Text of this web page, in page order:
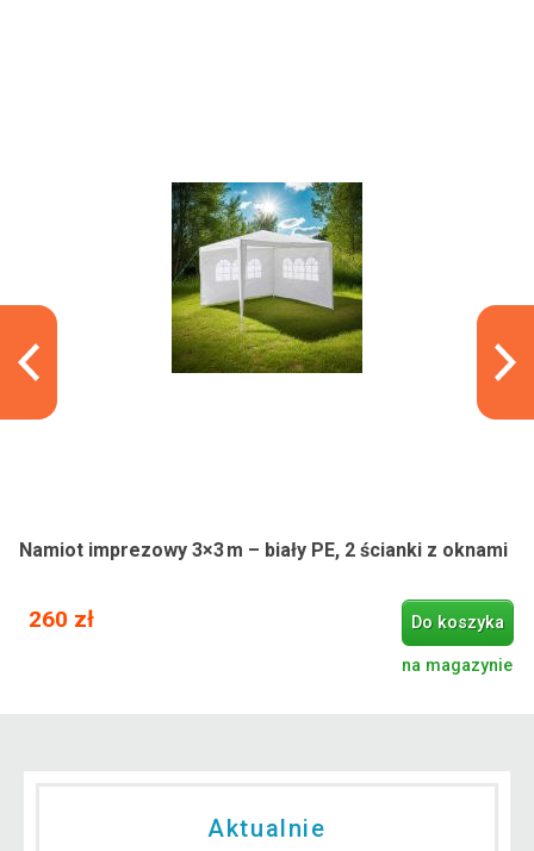
Namiot imprezowy 3×3 m – biały PE, 2 ścianki z oknami
260 zł Do koszyka
na magazynie
Aktualnie